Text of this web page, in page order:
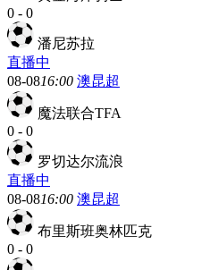
0 - 0
潘尼苏拉
直播中
08-0816:00 澳昆超
魔法联合TFA
0 - 0
罗切达尔流浪
直播中
08-0816:00 澳昆超
布里斯班奥林匹克
0 - 0